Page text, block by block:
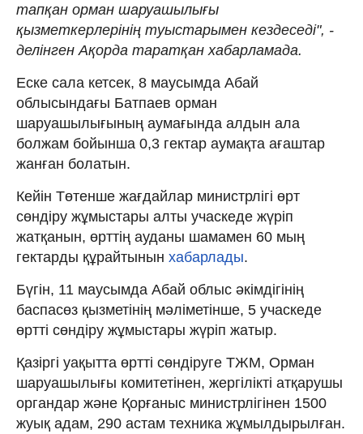
тапқан орман шаруашылығы
қызметкерлерінің туыстарымен кездеседі", -
делінген Ақорда таратқан хабарламада.
Еске сала кетсек, 8 маусымда Абай
облысындағы Батпаев орман
шаруашылығының аумағында алдын ала
болжам бойынша 0,3 гектар аумақта ағаштар
жанған болатын.
Кейін Төтенше жағдайлар министрлігі өрт
сөндіру жұмыстары алты учаскеде жүріп
жатқанын, өрттің ауданы шамамен 60 мың
гектарды құрайтынын хабарлады.
Бүгін, 11 маусымда Абай облыс әкімдігінің
баспасөз қызметінің мәліметінше, 5 учаскеде
өртті сөндіру жұмыстары жүріп жатыр.
Қазіргі уақытта өртті сөндіруге ТЖМ, Орман
шаруашылығы комитетінен, жергілікті атқарушы
органдар және Қорғаныс министрлігінен 1500
жуық адам, 290 астам техника жұмылдырылған.